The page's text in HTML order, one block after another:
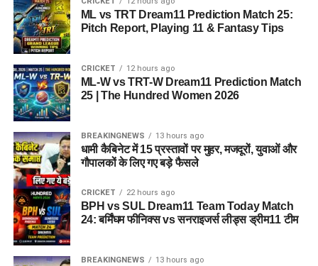
ML vs TRT Dream11 Prediction Match 25:
Pitch Report, Playing 11 & Fantasy Tips
CRICKET 12 hours ago
ML-W vs TRT-W Dream11 Prediction Match
25 | The Hundred Women 2026
BREAKINGNEWS 13 hours ago
धामी कैबिनेट में 15 प्रस्तावों पर मुहर, मजदूरों, युवाओं और
गौपालकों के लिए गए बड़े फैसले
CRICKET 22 hours ago
BPH vs SUL Dream11 Team Today Match
24: बर्मिंघम फीनिक्स vs सनराइजर्स लीड्स ड्रीम11 टीम
BREAKINGNEWS 13 hours ago